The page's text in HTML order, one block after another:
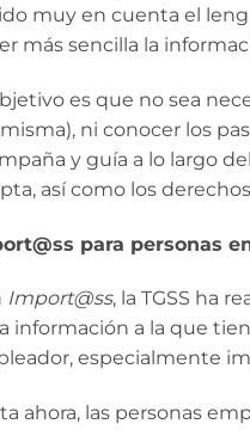
muy en cuenta el
más sencilla la
es que no sea
misma), ni conocer los
y guía a lo largo
así como los
para personas
Import@ss, la TGSS ha
información a la que
especialmente
ahora, las personas